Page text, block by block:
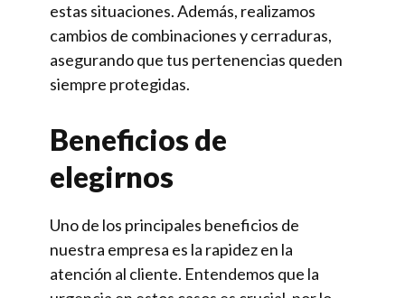
estas situaciones. Además, realizamos
cambios de combinaciones y cerraduras,
asegurando que tus pertenencias queden
siempre protegidas.
Beneficios de
elegirnos
Uno de los principales beneficios de
nuestra empresa es la rapidez en la
atención al cliente. Entendemos que la